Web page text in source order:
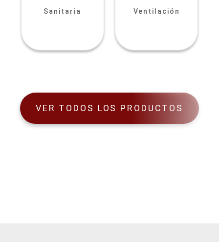
Sanitaria Ventilación
VER TODOS LOS PRODUCTOS